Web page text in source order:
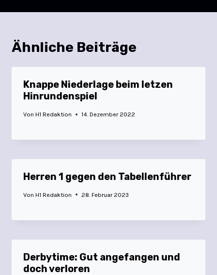
Ähnliche Beiträge
Knappe Niederlage beim letzen
Hinrundenspiel
Von H1 Redaktion 14. Dezember 2022
Herren 1 gegen den Tabellenführer
Von H1 Redaktion 28. Februar 2023
Derbytime: Gut angefangen und
doch verloren